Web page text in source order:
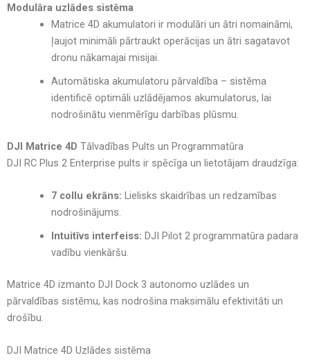
Modulāra uzlādes sistēma
Matrice 4D akumulatori ir modulāri un ātri nomaināmi,
ļaujot minimāli pārtraukt operācijas un ātri sagatavot
dronu nākamajai misijai.
Automātiska akumulatoru pārvaldība– sistēma
identificē optimāli uzlādējamos akumulatorus, lai
nodrošinātu vienmērīgu darbības plūsmu.
DJI Matrice 4D Tālvadības Pults un Programmatūra
DJI RC Plus 2 Enterprise pults ir spēcīga un lietotājam draudzīga:
7 collu ekrāns: Lielisks skaidrības un redzamības
nodrošinājums.
Intuitīvs interfeiss: DJI Pilot 2 programmatūra padara
vadību vienkāršu.
Matrice 4D izmanto DJI Dock 3 autonomo uzlādes un
pārvaldības sistēmu, kas nodrošina maksimālu efektivitāti un
drošību.
DJI Matrice 4D Uzlādes sistēma